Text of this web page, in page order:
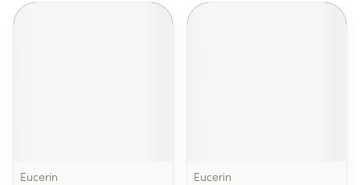
Eucerin
Eucerin